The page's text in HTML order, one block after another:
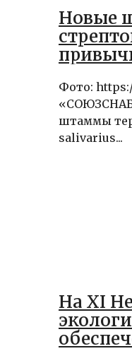
Новые
Фото:
штаммы
salivarius...
На XI